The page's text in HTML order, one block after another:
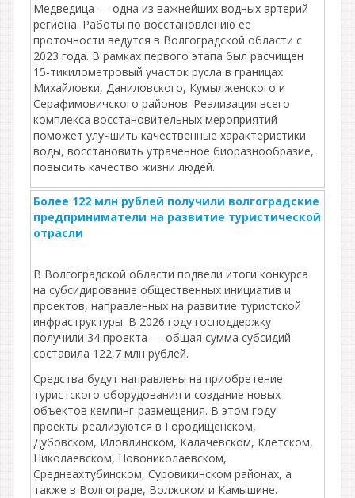
Медведица — одна из важнейших водных артерий
региона. Работы по восстановлению ее
проточности ведутся в Волгоградской области с
2023 года. В рамках первого этапа был расчищен
15-тикилометровый участок русла в границах
Михайловки, Даниловского, Кумылженского и
Серафимовичского районов. Реализация всего
комплекса восстановительных мероприятий
поможет улучшить качественные характеристики
воды, восстановить утраченное биоразнообразие,
повысить качество жизни людей.
Более 122 млн рублей получили волгоградские
предприниматели на развитие туристической
отрасли
В Волгоградской области подвели итоги конкурса
на субсидирование общественных инициатив и
проектов, направленных на развитие туристской
инфраструктуры. В 2026 году господдержку
получили 34 проекта — общая сумма субсидий
составила 122,7 млн рублей.
Средства будут направлены на приобретение
туристского оборудования и создание новых
объектов кемпинг‑размещения. В этом году
проекты реализуются в Городищенском,
Дубовском, Иловлинском, Калачёвском, Клетском,
Николаевском, Новониколаевском,
Среднеахтубинском, Суровикинском районах, а
также в Волгограде, Волжском и Камышине.